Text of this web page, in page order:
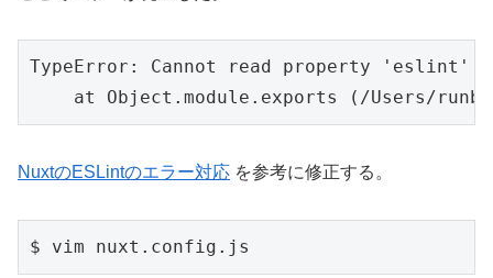
TypeError: Cannot read property 'eslint'
at Object.module.exports (/Users/
NuxtのESLintのエラー対応 を参考に修正する。
$ vim nuxt.config.js